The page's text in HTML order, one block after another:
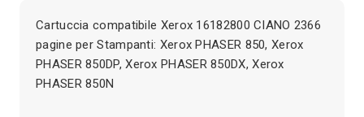
Cartuccia compatibile Xerox 16182800 CIANO 2366
pagine per Stampanti: Xerox PHASER 850, Xerox
PHASER 850DP, Xerox PHASER 850DX, Xerox
PHASER 850N